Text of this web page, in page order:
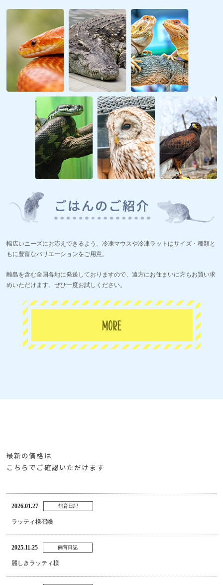
幅広いニーズにお応えできるよう、冷凍マウスや冷凍ラットはサイズ・種類と
もに豊富なバリエーションをご用意。
離島を含む全国各地に発送しておりますので、遠方にお住まいに方もお買い求
めいただけます。ぜひ一度お試しください。
最新の価格は
こちらでご確認いただけます
2026.01.27 飼育日記
ラッティ様召喚
2025.11.25 飼育日記
麗しきラッティ様